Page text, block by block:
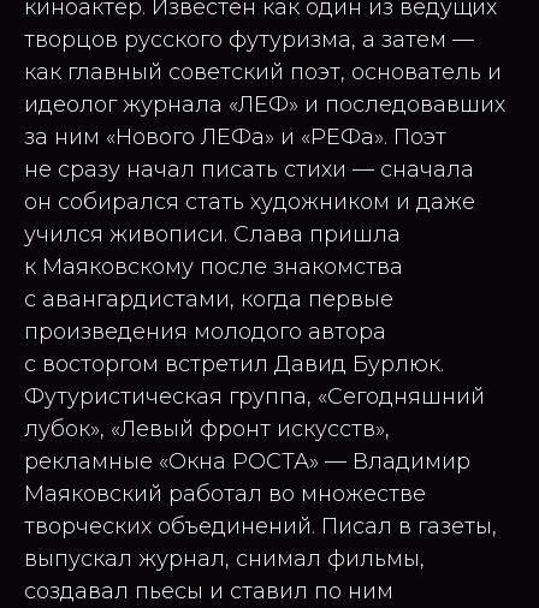
киноактёр. Известен как один из ведущих
творцов русского футуризма, а затем —
как главный советский поэт, основатель и
идеолог журнала «ЛЕФ» и последовавших
за ним «Нового ЛЕФа» и «РЕФа». Поэт
не сразу начал писать стихи — сначала
он собирался стать художником и даже
учился живописи. Слава пришла
к Маяковскому после знакомства
с авангардистами, когда первые
произведения молодого автора
с восторгом встретил Давид Бурлюк.
Футуристическая группа, «Сегодняшний
лубок», «Левый фронт искусств»,
рекламные «Окна РОСТА» — Владимир
Маяковский работал во множестве
творческих объединений. Писал в газеты,
выпускал журнал, снимал фильмы,
создавал пьесы и ставил по ним